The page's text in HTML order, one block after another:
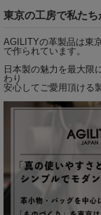
東京の工房で私た
AGILITYの革製品は東
で作られています。
日本製の魅力を最大限
わり
安心してご愛用頂ける